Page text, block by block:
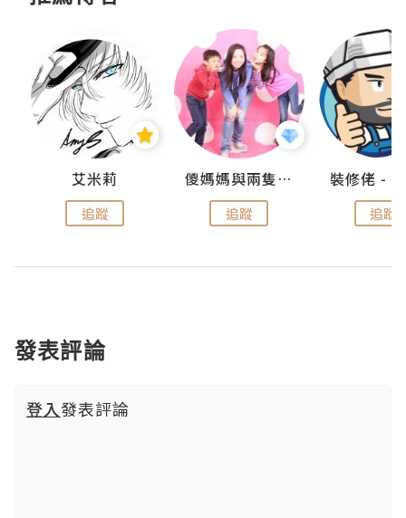
艾米莉
追蹤
儍媽媽與兩隻小魔怪之家
追蹤 追蹤
發表評論
登入發表評論